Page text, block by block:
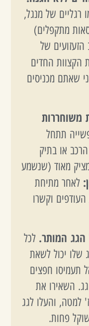
רגליים של מנגל,
מתקפלים)
של
הקצוות החדים
שאתם מכניסים
משוחררות
תתחל
או בתיק
מאוד (שנשמע
לאחר מתיחת
וקשרו
לכל
יכול לשאת
75 ק"ג). אל תעמיסו חפצים
השאירו את
למטה, והעלו לגג
פחות.